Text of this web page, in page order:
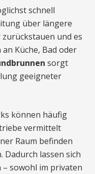
schnell
über längere
und es
Küche, Bad oder
sorgt
geeigneter
können häufig
vermittelt
Raum befinden
Dadurch lassen sich
sowohl im privaten